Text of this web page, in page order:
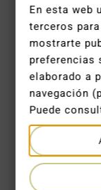
54,99
Agotado
En esta web
terceros
mostrarte
preferencias
elaborado a
navegación
Puede